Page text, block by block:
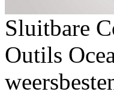
Sluitbare
Outils